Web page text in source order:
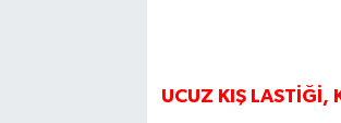
UCUZ KIŞ LASTİĞİ,